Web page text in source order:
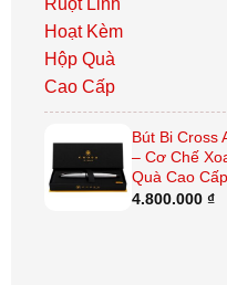
Bút Bi Cross
– Cơ Chế
Quà Cao Cấp
4.800.000 ₫